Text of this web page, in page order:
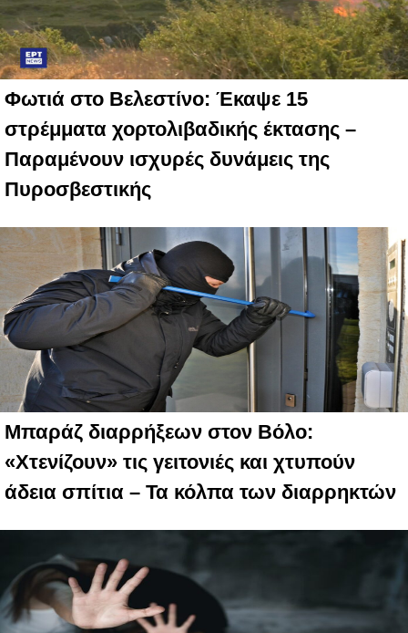
Φωτιά στο Βελεστίνο: Έκαψε 15
στρέμματα χορτολιβαδικής έκτασης –
Παραμένουν ισχυρές δυνάμεις της
Πυροσβεστικής
Μπαράζ διαρρήξεων στον Βόλο:
«Χτενίζουν» τις γειτονιές και χτυπούν
άδεια σπίτια – Τα κόλπα των διαρρηκτών